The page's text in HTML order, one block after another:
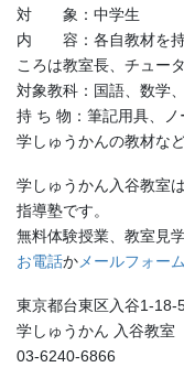
対 象：中学生
内 容：各自教材を持
ころは教室長、チュー
対象教科：国語、数学
持 ち 物：筆記用具、ノ
学しゅうかんの教材な
学しゅうかん入谷教室
指導塾です。
無料体験授業、教室見
お電話か メールフォーム
東京都台東区入谷1-18-
学しゅうかん 入谷教室
03-6240-6866